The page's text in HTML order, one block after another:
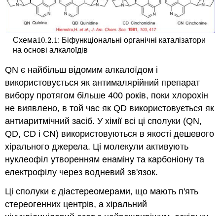
Схема10.2.1
10.2.1: Біфункціональні органічні каталізатори
на основі алкалоїдів
QN є найбільш відомим алкалоїдом і
використовується як антималярійний препарат
вибору протягом більше 400 років, поки хлорохін
не виявлено, в той час як QD використовується як
антиаритмічний засіб. У хімії всі ці сполуки (QN,
QD, CD і CN) використовуються в якості дешевого
хірального джерела. Ці молекули активують
нуклеофіл утворенням енаміну та карбоніону та
електрофілу через водневий зв'язок.
Ці сполуки є діастереомерами, що мають п'ять
стереогенних центрів, а хіральний